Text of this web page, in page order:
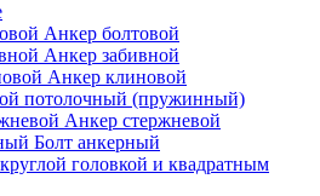
Анкер болтовой
Анкер забивной
Анкер клиновой
потолочный (пружинный)
Анкер стержневой
Болт анкерный